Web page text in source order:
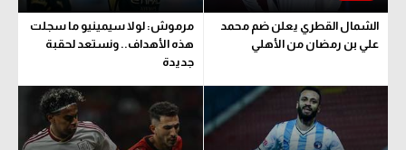
الشمال القطري يعلن ضم محمد
علي بن رمضان من الأهلي
مرموش: لولا سيمينيو ما سجلت
هذه الأهداف.. ونستعد لحقبة
جديدة